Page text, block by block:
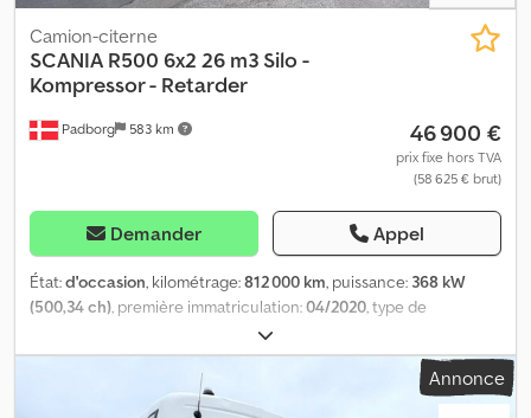
Padborg 583 km
Camion-citerne
SCANIA R500 6x2 26 m3 Silo -
Kompressor - Retarder
46 900 €
prix fixe hors TVA
(58 625 € brut)
Demander Appel
État:d'occasion, kilométrage:812 000 km, puissance: 368 kW
(500,34 ch) , première immatriculation:04/2020 , type de
26 000 kg
essieux, freins:retardeur, couleur:blanc, type d'engrenage:
, classe d'émission:
, Année de construction:
, Équipement:
ABS, chauffage de stationnement,
Annonce